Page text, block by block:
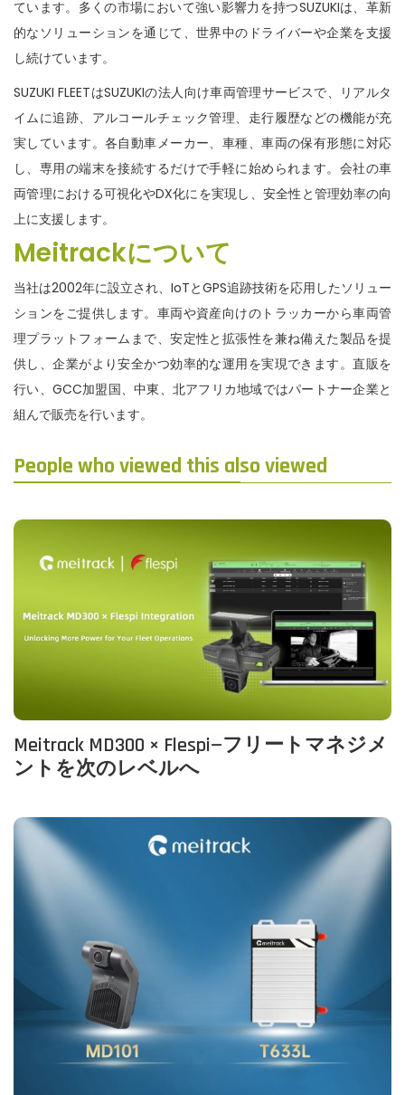
ています。多くの市場において強い影響力を持つSUZUKIは、革新
的なソリューションを通じて、世界中のドライバーや企業を支援
し続けています。
SUZUKI FLEETはSUZUKIの法人向け車両管理サービスで、リアルタ
イムに追跡、アルコールチェック管理、走行履歴などの機能が充
実しています。各自動車メーカー、車種、車両の保有形態に対応
し、専用の端末を接続するだけで手軽に始められます。会社の車
両管理における可視化やDX化にを実現し、安全性と管理効率の向
上に支援します。
Meitrackについて
当社は2002年に設立され、IoTとGPS追跡技術を応用したソリュー
ションをご提供します。車両や資産向けのトラッカーから車両管
理プラットフォームまで、安定性と拡張性を兼ね備えた製品を提
供し、企業がより安全かつ効率的な運用を実現できます。直販を
行い、GCC加盟国、中東、北アフリカ地域ではパートナー企業と
組んで販売を行います。
People who viewed this also viewed
Meitrack MD300 × Flespi—フリートマネジメ
ントを次のレベルへ